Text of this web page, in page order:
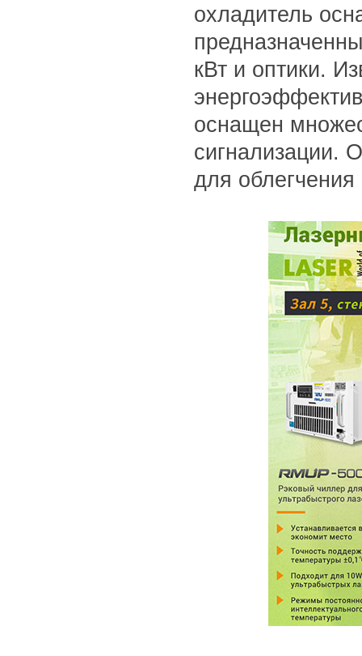
охладитель
кВт и оптики.
оснащен
сигнализации.
для облегчения